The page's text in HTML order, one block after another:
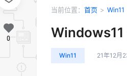
当前位置： 首页 > Win11
Windows11
Win11 21年12月
0